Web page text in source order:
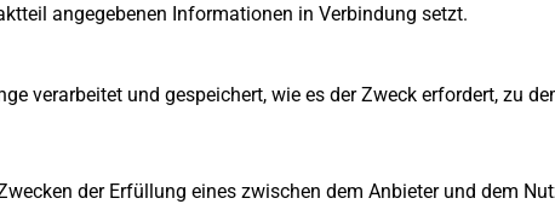
angegebenen Informationen in Verbindung setzt.
verarbeitet und gespeichert, wie es der Zweck erfordert, zu
der Erfüllung eines zwischen dem Anbieter und dem